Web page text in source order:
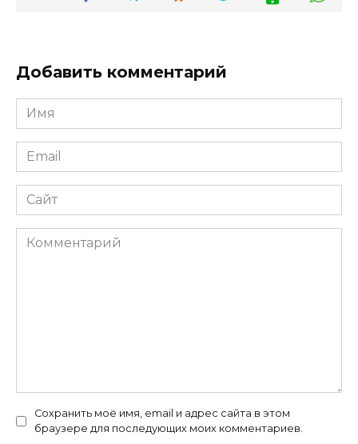
Добавить комментарий
Имя
*
Email
*
Сайт
Комментарий
Сохранить моё имя, email и адрес сайта в этом
браузере для последующих моих комментариев.